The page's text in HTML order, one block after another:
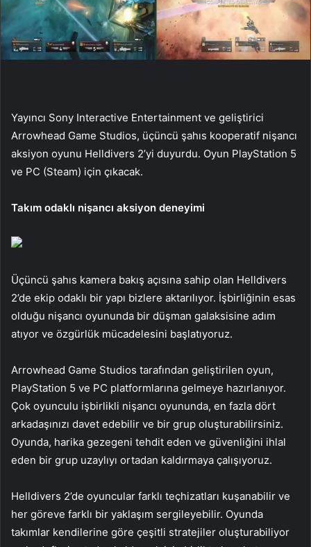
Yayıncı Sony Interactive Entertainment ve geliştirici
Arrowhead Game Studios, üçüncü şahıs kooperatif nişancı
aksiyon oyunu Helldivers 2’yi duyurdu. Oyun PlayStation 5
ve PC (Steam) için çıkacak.
Takım odaklı nişancı aksiyon deneyimi
Üçüncü şahıs kamera bakış açısına sahip olan Helldivers
2’de ekip odaklı bir yapı bizlere aktarılıyor. İşbirliğinin esas
olduğu nişancı oyununda bir düşman galaksisine adım
atıyor ve özgürlük mücadelesini başlatıyoruz.
Arrowhead Game Studios tarafından geliştirilen oyun,
PlayStation 5 ve PC platformlarına gelmeye hazırlanıyor.
Çok oyunculu işbirlikli nişancı oyununda, en fazla dört
arkadaşınızı davet edebilir ve bir grup oluşturabilirsiniz.
Oyunda, harika gezegeni tehdit eden ve güvenliğini ihlal
eden bir grup uzaylıyı ortadan kaldırmaya çalışıyoruz.
Helldivers 2’de oyuncular farklı teçhizatları kuşanabilir ve
her göreve farklı bir yaklaşım sergileyebilir. Oyunda
takımlar kendilerine göre çeşitli stratejiler oluşturabiliyor